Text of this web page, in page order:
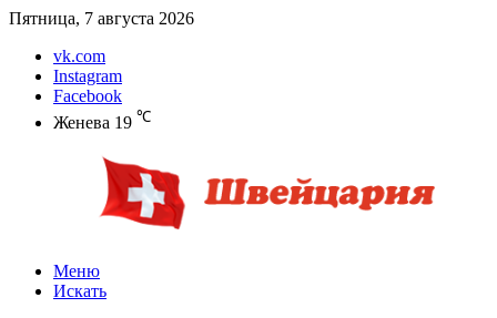
Пятница, 7 августа 2026
vk.com
Instagram
Facebook
Женева 19 ℃
Меню
Искать